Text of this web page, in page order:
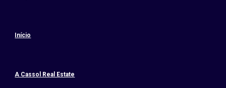
Início
A Cassol Real Estate